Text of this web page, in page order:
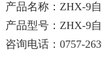
产品名称：ZHX-9
产品型号：ZHX-9
咨询电话：0757-